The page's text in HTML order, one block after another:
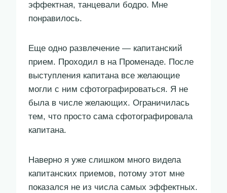
эффектная, танцевали бодро. Мне
понравилось.
Еще одно развлечение — капитанский
прием. Проходил в на Променаде. После
выступления капитана все желающие
могли с ним сфотографироваться. Я не
была в числе желающих. Ограничилась
тем, что просто сама сфотографировала
капитана.
Наверно я уже слишком много видела
капитанских приемов, потому этот мне
показался не из числа самых эффектных.